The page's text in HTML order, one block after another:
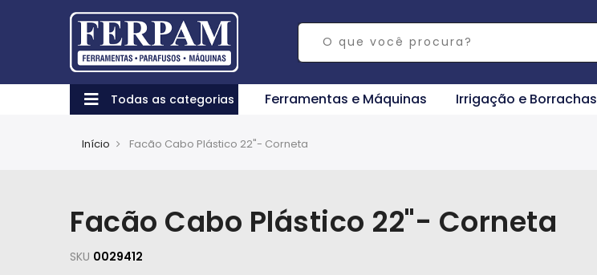
Todas as categorias Ferramentas e Máquinas Irrigação e Borrachas
Início Facão Cabo Plástico 22"- Corneta
Facão Cabo Plástico 22"- Corneta
SKU 0029412